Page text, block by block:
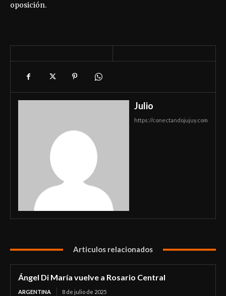
oposición.
Julio
https://conectandojujuy.com
Articulos relacionados
Ángel Di María vuelve a Rosario Central
ARGENTINA 8 de julio de 2025